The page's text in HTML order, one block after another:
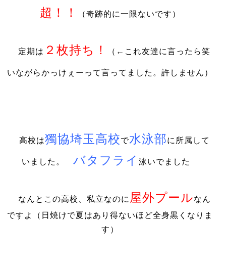
超！！
（奇跡的に一限ないです）
定期は ２枚持ち！ （←これ友達に言ったら笑
いながらかっけぇーって言ってました。許しません）
高校は獨協埼玉高校で水泳部に所属して
いました。 バタフライ 泳いでました
なんとこの高校、私立なのに 屋外プールなん
ですよ（日焼けで夏はあり得ないほど全身黒くなりま
す）